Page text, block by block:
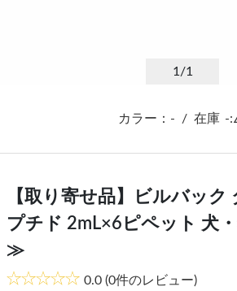
1 /1
カラー：- / 在庫 -
【取り寄せ品】ビルバック
プチド 2mL×6ピペット 犬
≫
0.0 (0件のレビュー)